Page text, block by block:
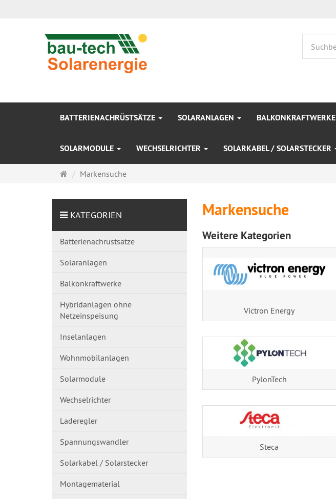
BATTERIENACHRÜSTSÄTZE SOLARANLAGEN BALKONKRAFTWERKE
SOLARMODULE WECHSELRICHTER SOLARKABEL / SOLARSTECKER
Startseite
Markensuche
Markensuche
Weitere Kategorien
Victron Energy
PylonTech
Steca
KATEGORIEN
Batterienachrüstsätze
Solaranlagen
Balkonkraftwerke
Hybridanlagen ohne
Netzeinspeisung
Inselanlagen
Wohnmobilanlagen
Solarmodule
Wechselrichter
Laderegler
Spannungswandl​er
Solarkabel / Solarstecker
Montagematerial